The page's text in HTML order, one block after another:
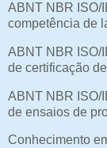
ABNT NBR ISO/
competência de
ABNT NBR ISO/
de certificação
ABNT NBR ISO/
de ensaios de
Conhecimento